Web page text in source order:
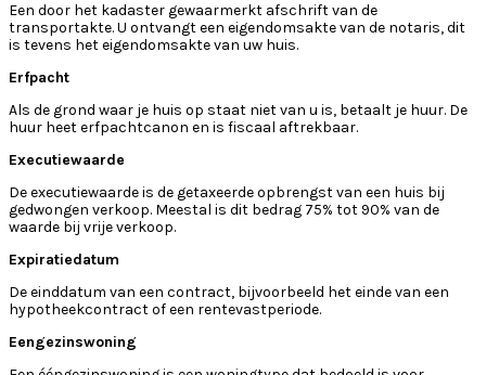
Een door het kadaster gewaarmerkt afschrift van de
transportakte. U ontvangt een eigendomsakte van de notaris, dit
is tevens het eigendomsakte van uw huis.
Erfpacht
Als de grond waar je huis op staat niet van u is, betaalt je huur. De
huur heet erfpachtcanon en is fiscaal aftrekbaar.
Executiewaarde
De executiewaarde is de getaxeerde opbrengst van een huis bij
gedwongen verkoop. Meestal is dit bedrag 75% tot 90% van de
waarde bij vrije verkoop.
Expiratiedatum
De einddatum van een contract, bijvoorbeeld het einde van een
hypotheekcontract of een rentevastperiode.
Eengezinswoning